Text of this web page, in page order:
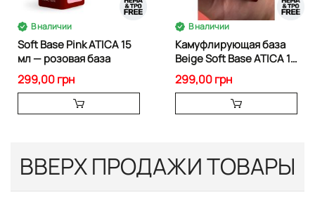
В наличии
Soft Base Pink ATICA 15
мл — розовая база
299,00 грн
В наличии
Камуфлирующая база
Beige Soft Base ATICA 15
мл
299,00 грн
ВВЕРХ ПРОДАЖИ ТОВАРЫ